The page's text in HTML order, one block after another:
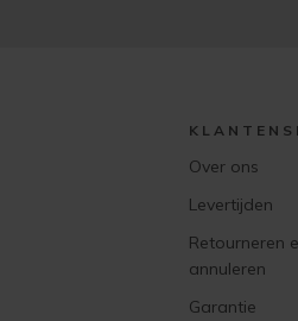
Over ons
Levertijden
Retourneren
annuleren
Garantie